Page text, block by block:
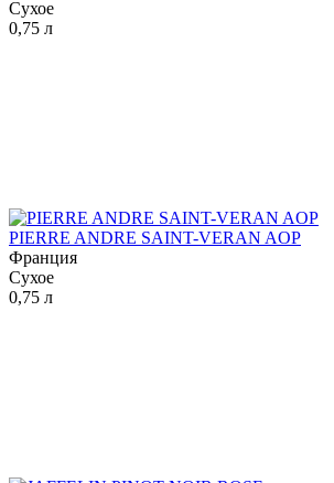
Сухое
0,75 л
PIERRE ANDRE SAINT-VERAN AOP
Франция
Сухое
0,75 л